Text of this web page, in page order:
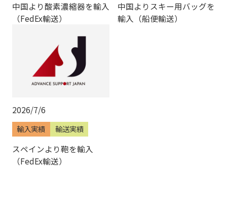
中国より酸素濃縮器を輸入
（FedEx輸送）
中国よりスキー用バッグを
輸入（船便輸送）
2026/7/6
輸入実績 輸送実績
スペインより鞄を輸入
（FedEx輸送）